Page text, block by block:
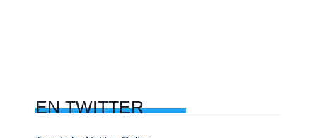
ENTWITTER